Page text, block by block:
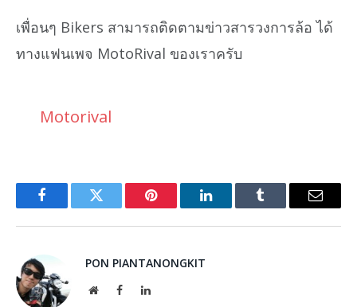
เพื่อนๆ Bikers สามารถติดตามข่าวสารวงการล้อ ได้
ทางแฟนเพจ MotoRival ของเราครับ
Motorival
FacebookTwitter Pinterest LinkedInTumblr Email
PON PIANTANONGKIT
WebsiteFacebookLinkedIn